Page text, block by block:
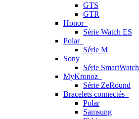
GTS
GTR
Honor
Série Watch ES
Polar
Série M
Sony
Série SmartWatch
MyKronoz
Série ZeRound
Bracelets connectés
Polar
Samsung